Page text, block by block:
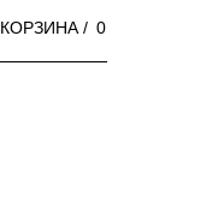
КОРЗИНА / 0